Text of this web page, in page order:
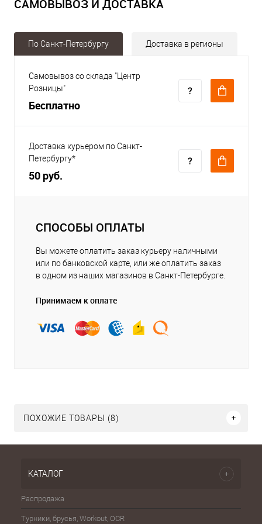
САМОВЫВОЗ И ДОСТАВКА
По Санкт-Петербургу Доставка в регионы
Самовывоз со склада "Центр
Розницы"
Бесплатно
Доставка курьером по Санкт-
Петербургу*
50 руб.
СПОСОБЫ ОПЛАТЫ
Вы можете оплатить заказ курьеру наличными
или по банковской карте, или же оплатить заказ
в одном из наших магазинов в Санкт-Петербурге.
Принимаем к оплате
ПОХОЖИЕ ТОВАРЫ (8)
КАТАЛОГ
Распродажа
Турники, брусья, Workout, OCR